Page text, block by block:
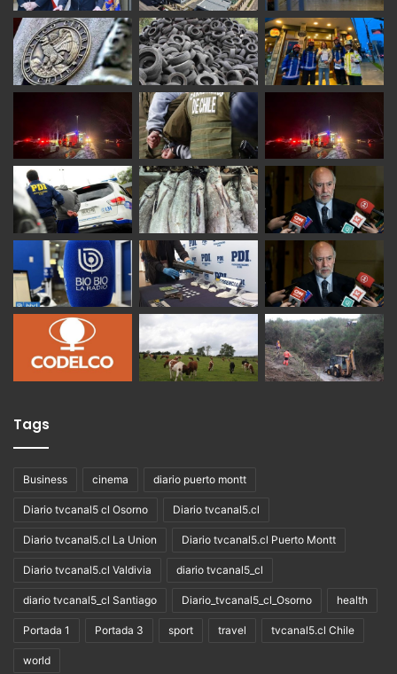
Tags
Business cinema diario puerto montt
Diario tvcanal5 cl Osorno Diario tvcanal5.cl
Diario tvcanal5.cl La Union Diario tvcanal5.cl Puerto Montt
Diario tvcanal5.cl Valdivia diario tvcanal5_cl
diario tvcanal5_cl Santiago Diario_tvcanal5_cl_Osorno health
Portada 1 Portada 3 sport travel tvcanal5.cl Chile
world